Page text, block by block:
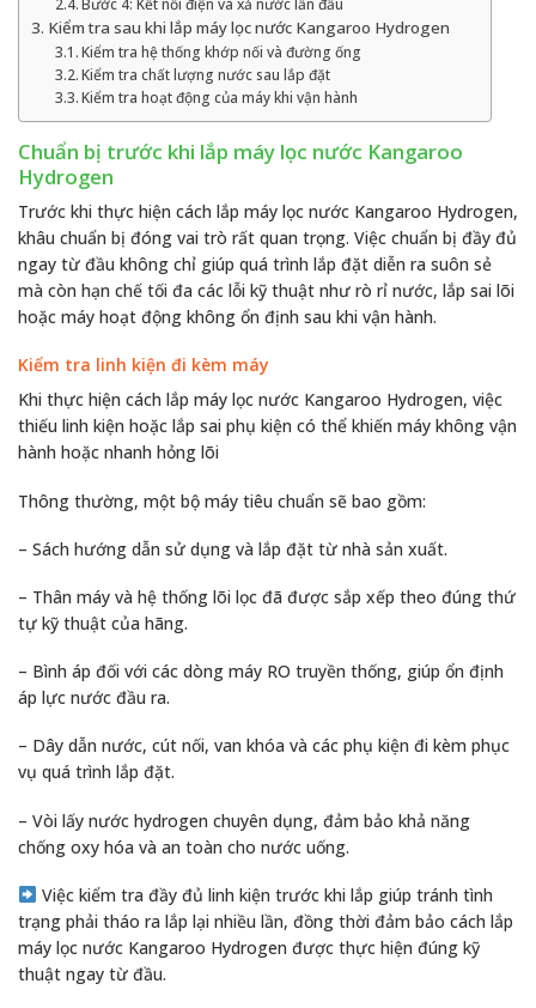
Kiểm tra sau khi lắp máy lọc nước Kangaroo Hydrogen
Kiểm tra hệ thống khớp nối và đường ống
Kiểm tra chất lượng nước sau lắp đặt
Kiểm tra hoạt động của máy khi vận hành
Chuẩn bị trước khi lắp máy lọc nước Kangaroo
Hydrogen
Trước khi thực hiện cách lắp máy lọc nước Kangaroo Hydrogen,
khâu chuẩn bị đóng vai trò rất quan trọng. Việc chuẩn bị đầy đủ
ngay từ đầu không chỉ giúp quá trình lắp đặt diễn ra suôn sẻ
mà còn hạn chế tối đa các lỗi kỹ thuật như rò rỉ nước, lắp sai lõi
hoặc máy hoạt động không ổn định sau khi vận hành.
Kiểm tra linh kiện đi kèm máy
Khi thực hiện cách lắp máy lọc nước Kangaroo Hydrogen, việc
thiếu linh kiện hoặc lắp sai phụ kiện có thể khiến máy không vận
hành hoặc nhanh hỏng lõi
Thông thường, một bộ máy tiêu chuẩn sẽ bao gồm:
– Sách hướng dẫn sử dụng và lắp đặt từ nhà sản xuất.
– Thân máy và hệ thống lõi lọc đã được sắp xếp theo đúng thứ
tự kỹ thuật của hãng.
– Bình áp đối với các dòng máy RO truyền thống, giúp ổn định
áp lực nước đầu ra.
– Dây dẫn nước, cút nối, van khóa và các phụ kiện đi kèm phục
vụ quá trình lắp đặt.
– Vòi lấy nước hydrogen chuyên dụng, đảm bảo khả năng
chống oxy hóa và an toàn cho nước uống.
Việc kiểm tra đầy đủ linh kiện trước khi lắp giúp tránh tình
trạng phải tháo ra lắp lại nhiều lần, đồng thời đảm bảo cách lắp
máy lọc nước Kangaroo Hydrogen được thực hiện đúng kỹ
thuật ngay từ đầu.